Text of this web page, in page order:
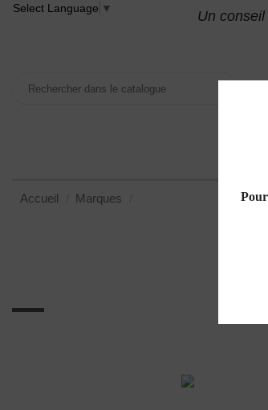
Un conseil
Select Language ▼
Accueil Marques